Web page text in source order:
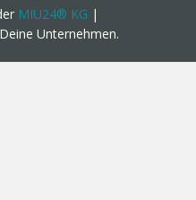
MIU24® KG |
Unternehmen.